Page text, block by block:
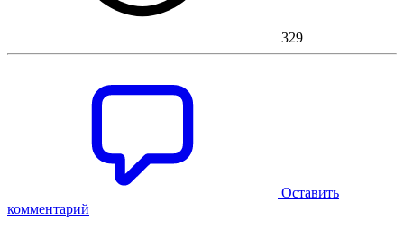
329
Оставить
комментарий